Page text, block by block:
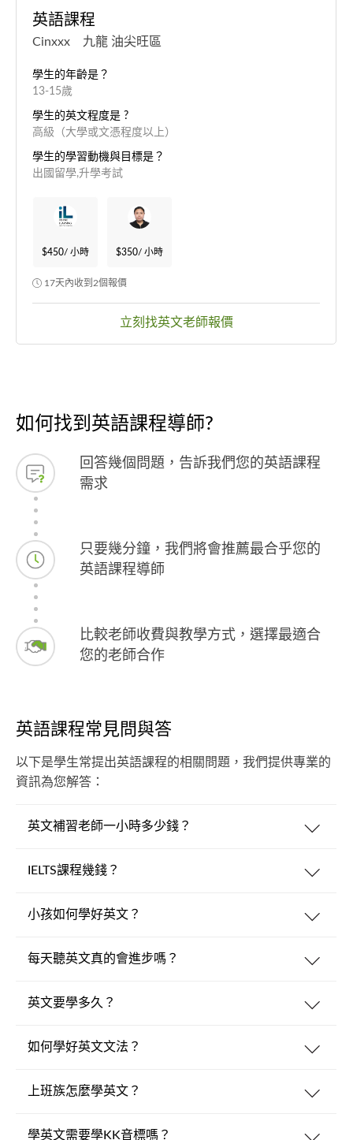
英語課程
Cinxxx 九龍 油尖旺區
學生的年齡是？
13-15歲
學生的英文程度是 ?
高級（大學或文憑程度以上）
學生的學習動機與目標是？
出國留學,升學考試
$450/ 小時 $350/ 小時
17天內收到2個報價
立刻找英文老師報價
如何找到英語課程導師?
回答幾個問題，告訴我們您的英語課程
需求
只要幾分鐘，我們將會推薦最合乎您的
英語課程導師
比較老師收費與教學方式，選擇最適合
您的老師合作
英語課程常見問與答
以下是學生常提出英語課程的相關問題，我們提供專業的
資訊為您解答：
英文補習老師一小時多少錢？
IELTS課程幾錢？
小孩如何學好英文？
每天聽英文真的會進步嗎？
英文要學多久？
如何學好英文文法？
上班族怎麼學英文？
學英文需要學KK音標嗎？